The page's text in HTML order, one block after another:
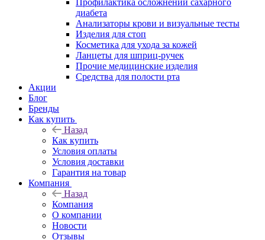
Профилактика осложнений сахарного
диабета
Анализаторы крови и визуальные тесты
Изделия для стоп
Косметика для ухода за кожей
Ланцеты для шприц-ручек
Прочие медицинские изделия
Средства для полости рта
Акции
Блог
Бренды
Как купить
Назад
Как купить
Условия оплаты
Условия доставки
Гарантия на товар
Компания
Назад
Компания
О компании
Новости
Отзывы